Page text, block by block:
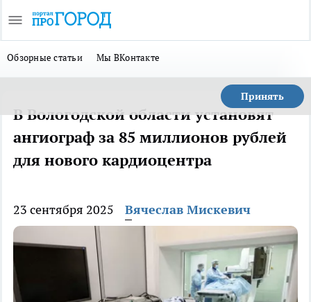
Обзорные статьи Мы ВКонтакте
Принять
В Вологодской области установят
ангиограф за 85 миллионов рублей
для нового кардиоцентра
23 сентября 2025 Вячеслав Мискевич